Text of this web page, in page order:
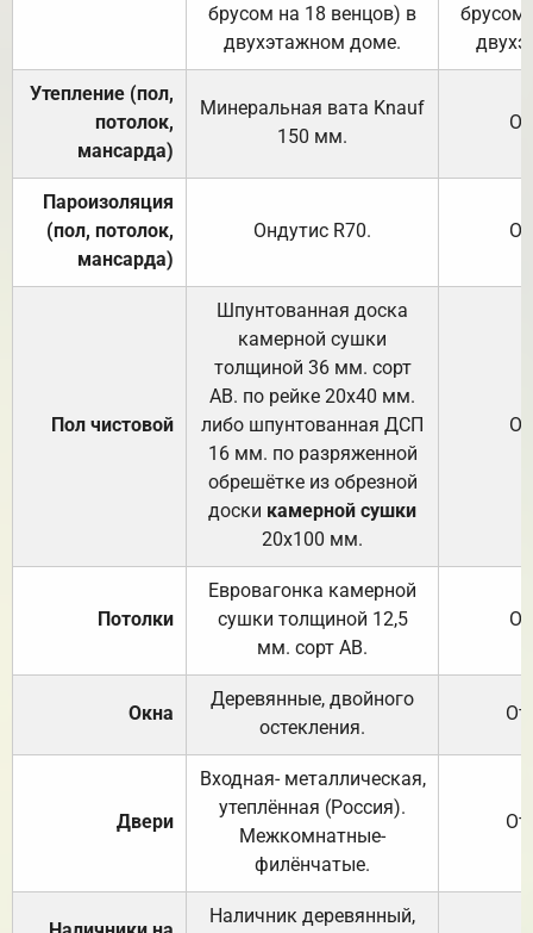
брусом на 18 венцов) в
двухэтажном доме.
брусом
Утепление (пол,
потолок,
мансарда)
Минеральная вата Knauf
150 мм.
Пароизоляция
(пол, потолок,
мансарда)
Ондутис R70.
Пол чистовой
Шпунтованная доска
камерной сушки
толщиной 36 мм. сорт
АВ. по рейке 20х40 мм.
либо шпунтованная ДСП
16 мм. по разряженной
обрешётке из обрезной
доски камерной сушки
20х100 мм.
Потолки
Евровагонка камерной
сушки толщиной 12,5
мм. сорт АВ.
Окна
Деревянные, двойного
остекления.
Двери
Входная- металлическая,
утеплённая (Россия).
Межкомнатные-
филёнчатые.
Наличник деревянный,